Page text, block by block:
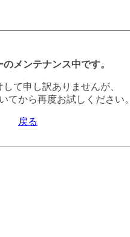
メンテナンス中です。
て申し訳ありませんが、
てから再度お試しください。
戻る